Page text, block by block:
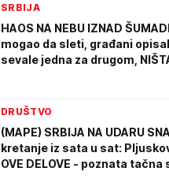
SRBIJA
HAOS NA NEBU IZNAD
mogao da sleti, građani
sevale jedna za drugom,
DRUŠTVO
(MAPE) SRBIJA NA UDARU
kretanje iz sata u sat:
OVE DELOVE - poznata tačna